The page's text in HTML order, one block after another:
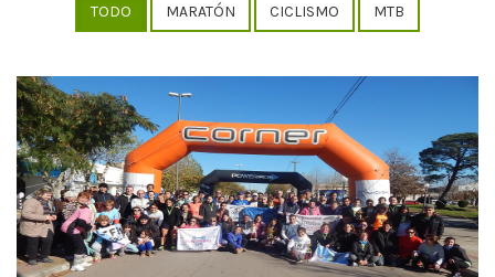
TODO MARATÓN CICLISMO MTB